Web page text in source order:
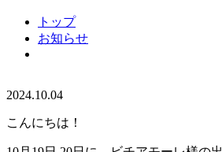
トップ
お知らせ
2024.10.04
こんにちは！